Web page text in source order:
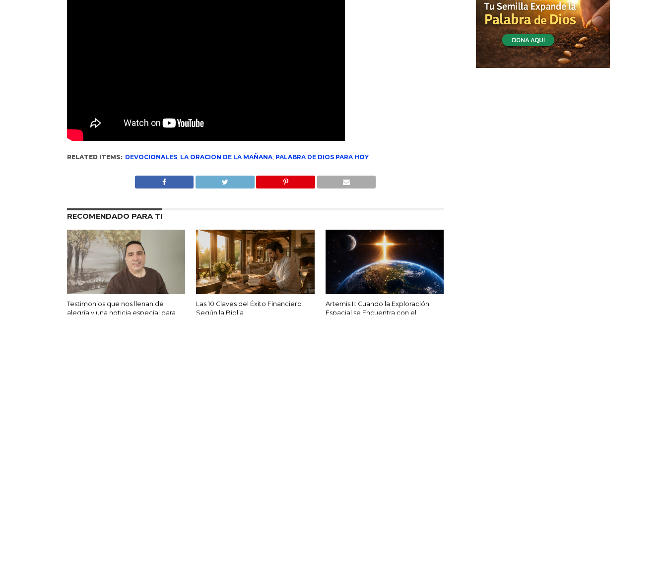
RELATED ITEMS: DEVOCIONALES, LA ORACION DE LA MAÑANA, PALABRA DE DIOS PARA HOY
RECOMENDADO PARA TI
Testimonios que nos llenan de
alegría y una noticia especial para
Las 10 Claves del Éxito Financiero
Según la Biblia
Artemis II: Cuando la Exploración
Espacial se Encuentra con el